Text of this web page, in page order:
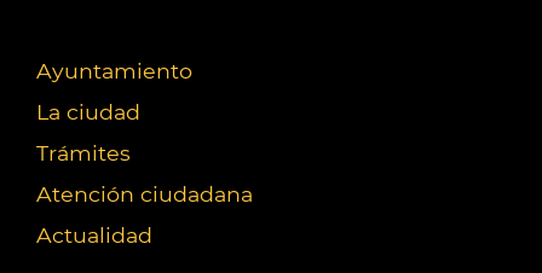
Ayuntamiento
La ciudad
Trámites
Atención ciudadana
Actualidad